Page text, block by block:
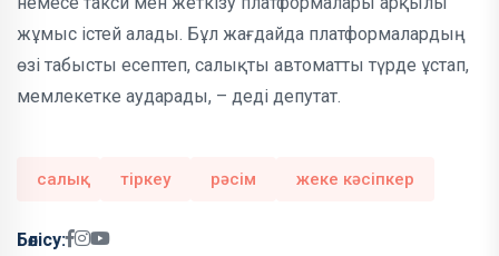
жұмыс істей алады. Бұл жағдайда платформалардың
өзі табысты есептеп, салықты автоматты түрде ұстап,
мемлекетке аударады, – деді депутат.
салық тіркеу рәсім жеке кәсіпкер
Бөлісу: